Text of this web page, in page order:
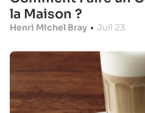
la Maison ?
Henri Michel Bray • Juil 23